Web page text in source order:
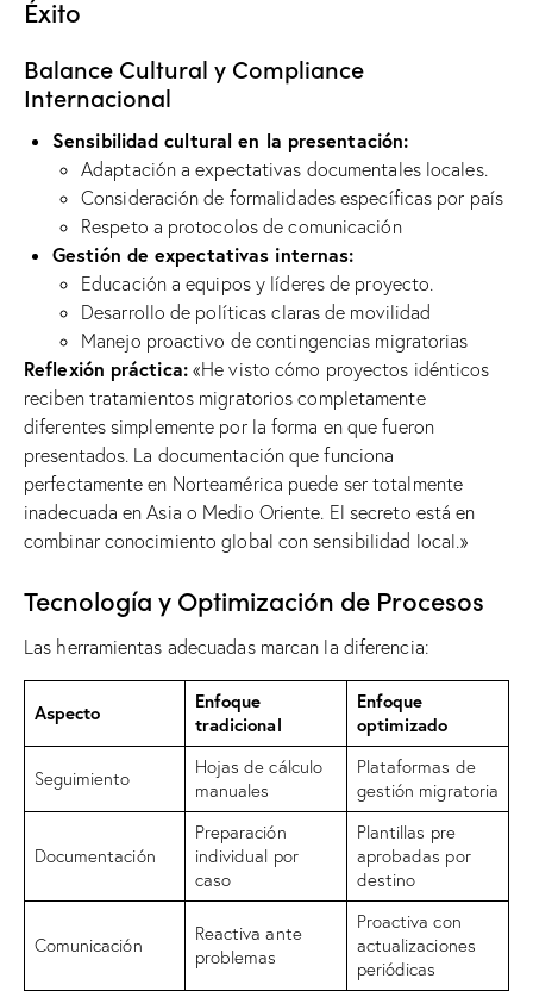
Éxito
Balance Cultural y Compliance
Internacional
Sensibilidad cultural en la presentación:
Adaptación a expectativas documentales locales.
Consideración de formalidades específicas por país
Respeto a protocolos de comunicación
Gestión de expectativas internas:
Educación a equipos y líderes de proyecto.
Desarrollo de políticas claras de movilidad
Manejo proactivo de contingencias migratorias
Reflexión práctica:«He visto cómo proyectos idénticos
reciben tratamientos migratorios completamente
diferentes simplemente por la forma en que fueron
presentados. La documentación que funciona
perfectamente en Norteamérica puede ser totalmente
inadecuada en Asia o Medio Oriente. El secreto está en
combinar conocimiento global con sensibilidad local.»
Tecnología y Optimización de Procesos
Las herramientas adecuadas marcan la diferencia:
Aspecto
Enfoque
tradicional
Enfoque
optimizado
Seguimiento
Hojas de cálculo
manuales
Plataformas de
gestión migratoria
Documentación
Preparación
individual por
caso
Plantillas pre
aprobadas por
destino
Comunicación
Reactiva ante
problemas
Proactiva con
actualizaciones
periódicas